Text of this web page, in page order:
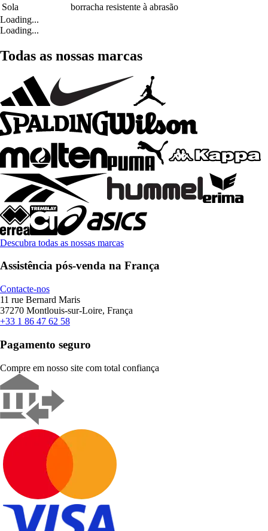
Sola
borracha resistente à abrasão
Loading...
Loading...
Todas as nossas marcas
Descubra todas as nossas marcas
Assistência pós-venda na França
Contacte-nos
11 rue Bernard Maris
37270 Montlouis-sur-Loire, França
+33 1 86 47 62 58
Pagamento seguro
Compre em nosso site com total confiança